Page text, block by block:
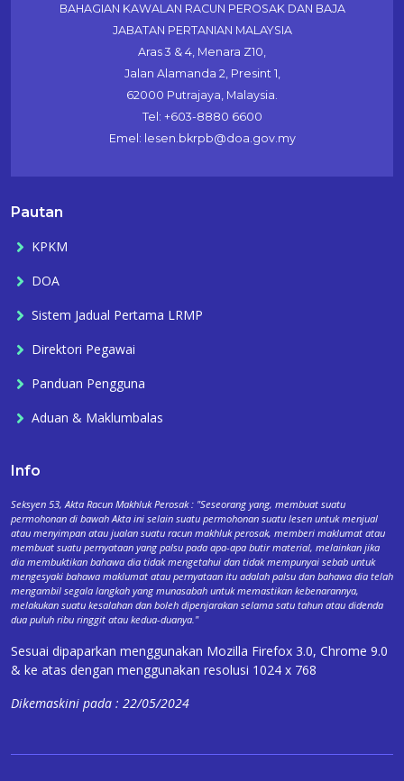
BAHAGIAN KAWALAN RACUN PEROSAK DAN BAJA
JABATAN PERTANIAN MALAYSIA
Aras 3 & 4, Menara Z10,
Jalan Alamanda 2, Presint 1,
62000 Putrajaya, Malaysia.
Tel: +603-8880 6600
Emel: lesen.bkrpb@doa.gov.my
Pautan
KPKM
DOA
Sistem Jadual Pertama LRMP
Direktori Pegawai
Panduan Pengguna
Aduan & Maklumbalas
Info
Seksyen 53, Akta Racun Makhluk Perosak : "Seseorang yang, membuat suatu
permohonan di bawah Akta ini selain suatu permohonan suatu lesen untuk menjual
atau menyimpan atau jualan suatu racun makhluk perosak, memberi maklumat atau
membuat suatu pernyataan yang palsu pada apa-apa butir material, melainkan jika
dia membuktikan bahawa dia tidak mengetahui dan tidak mempunyai sebab untuk
mengesyaki bahawa maklumat atau pernyataan itu adalah palsu dan bahawa dia telah
mengambil segala langkah yang munasabah untuk memastikan kebenarannya,
melakukan suatu kesalahan dan boleh dipenjarakan selama satu tahun atau didenda
dua puluh ribu ringgit atau kedua-duanya."
Sesuai dipaparkan menggunakan Mozilla Firefox 3.0, Chrome 9.0
& ke atas dengan menggunakan resolusi 1024 x 768
Dikemaskini pada : 22/05/2024